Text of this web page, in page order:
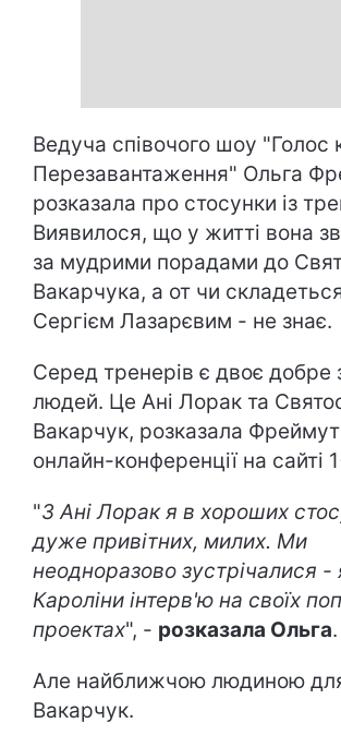
Ведуча співочого шоу "Голос
Перезавантаження" Ольга
розказала про стосунки із
Виявилося, що у житті вона
за мудрими порадами до
Вакарчука, а от чи
Сергієм Лазарєвим - не знає.
Серед тренерів є двоє добре
людей. Це Ані Лорак та
Вакарчук, розказала Фреймут
онлайн-конференції на сайті
"З Ані Лорак я в хороших
дуже привітних, милих. Ми
неодноразово зустрічалися -
Кароліни інтерв'ю на своїх
проектах", - розказала Ольга.
Але найближчою людиною
Вакарчук.